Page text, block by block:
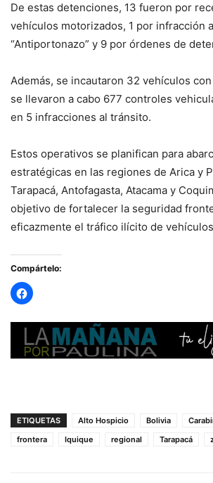
De estas detenciones, 13 fueron por
vehículos motorizados, 1 por infracción
“Antiportonazo” y 9 por órdenes de
Además, se incautaron 32 vehículos
se llevaron a cabo 677 controles
en 5 infracciones al tránsito.
Estos operativos se planifican para
estratégicas en las regiones de Arica y
Tarapacá, Antofagasta, Atacama y
objetivo de fortalecer la seguridad
eficazmente el tráfico ilícito de
Compártelo:
ETIQUETAS Alto Hospicio Bolivia
frontera
Iquique regional Tarapacá